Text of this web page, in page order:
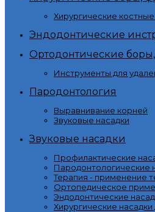
Хирургические
Эндодонтические
Ортодонтические
Инструменты для
Пародонтология
Выравнивание корней
Звуковые насадки
Звуковые насадки
Профилактические
Пародонтологические
Терапия - применение
Ортопедическое
Эндодонтические
Хирургические